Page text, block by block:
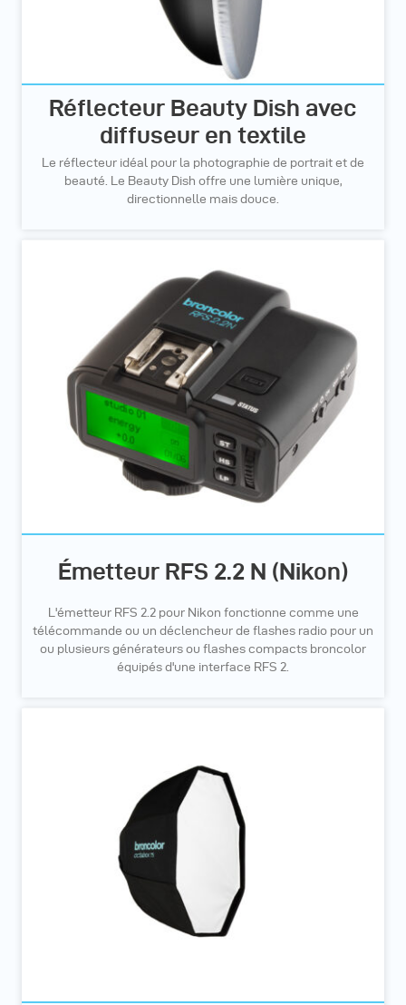
Réflecteur Beauty Dish avec
diffuseur en textile
Le réflecteur idéal pour la photographie de portrait et de
beauté. Le Beauty Dish offre une lumière unique,
directionnelle mais douce.
Émetteur RFS 2.2 N (Nikon)
L'émetteur RFS 2.2 pour Nikon fonctionne comme une
télécommande ou un déclencheur de flashes radio pour un
ou plusieurs générateurs ou flashes compacts broncolor
équipés d'une interface RFS 2.